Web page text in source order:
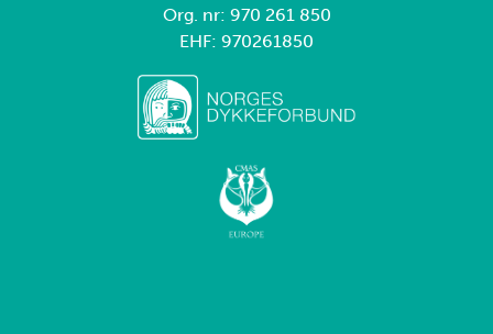
Org. nr: 970 261 850
EHF: 970261850